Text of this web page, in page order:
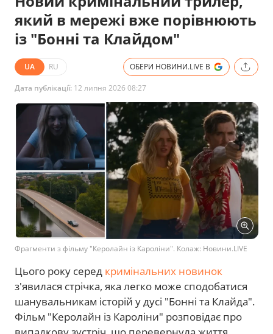
який в мережі вже порівнюють
із "Бонні та Клайдом"
UA RU ОБЕРИ НОВИНИ.LIVE В
Дата публікації: 12 липня 2026 08:27
Фрагменти з фільму "Керолайн із Кароліни". Колаж: Новини.LIVE
Цього року серед кримінальних новинок
з'явилася стрічка, яка легко може сподобатися
шанувальникам історій у дусі "Бонні та Клайда".
Фільм "Керолайн із Кароліни" розповідає про